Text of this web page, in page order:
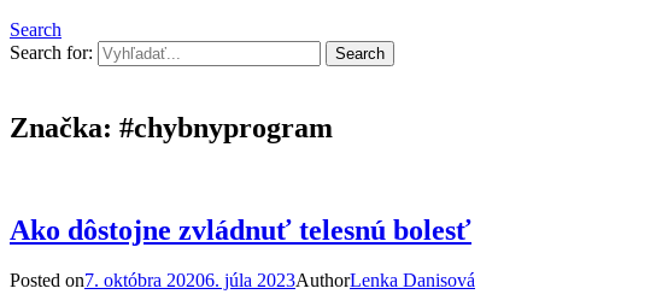
Search
Search for:
Značka: #chybnyprogram
Ako dôstojne zvládnuť telesnú bolesť
Posted on7. októbra 20206. júla 2023AuthorLenka Danisová